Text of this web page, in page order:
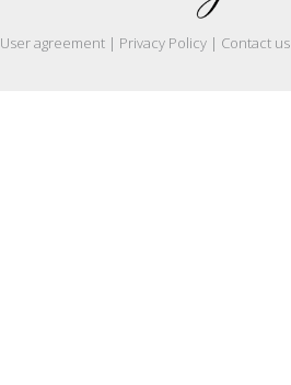
User agreement | Privacy Policy | Contact us